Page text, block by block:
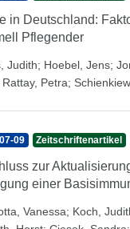
in Deutschland:
Pflegender
Judith; Hoebel, Jens;
Rattay, Petra;
09 Zeitschriftenartikel
zur
einer
Vanessa; Koch,